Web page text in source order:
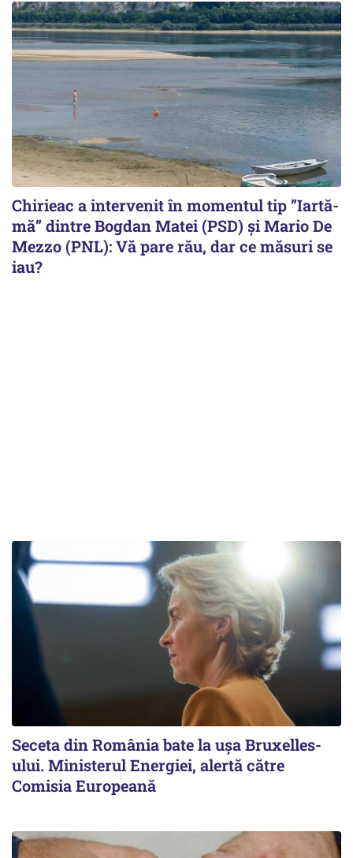
Chirieac a intervenit în momentul tip ”Iartă-
mă” dintre Bogdan Matei (PSD) și Mario De
Mezzo (PNL): Vă pare rău, dar ce măsuri se
iau?
Seceta din România bate la ușa Bruxelles-
ului. Ministerul Energiei, alertă către
Comisia Europeană